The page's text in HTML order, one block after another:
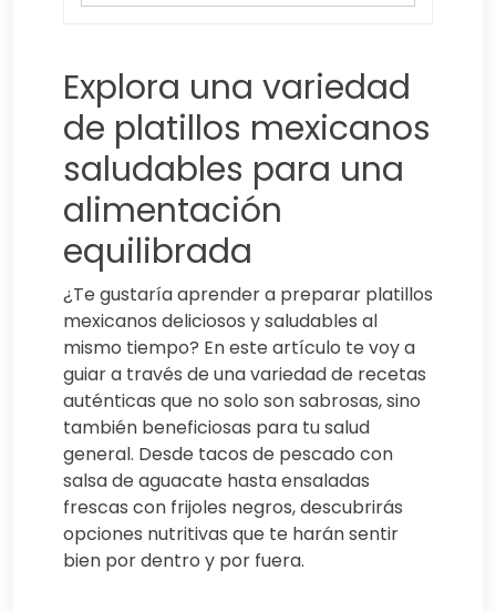
Explora una variedad
de platillos mexicanos
saludables para una
alimentación
equilibrada
¿Te gustaría aprender a preparar platillos
mexicanos deliciosos y saludables al
mismo tiempo? En este artículo te voy a
guiar a través de una variedad de recetas
auténticas que no solo son sabrosas, sino
también beneficiosas para tu salud
general. Desde tacos de pescado con
salsa de aguacate hasta ensaladas
frescas con frijoles negros, descubrirás
opciones nutritivas que te harán sentir
bien por dentro y por fuera.